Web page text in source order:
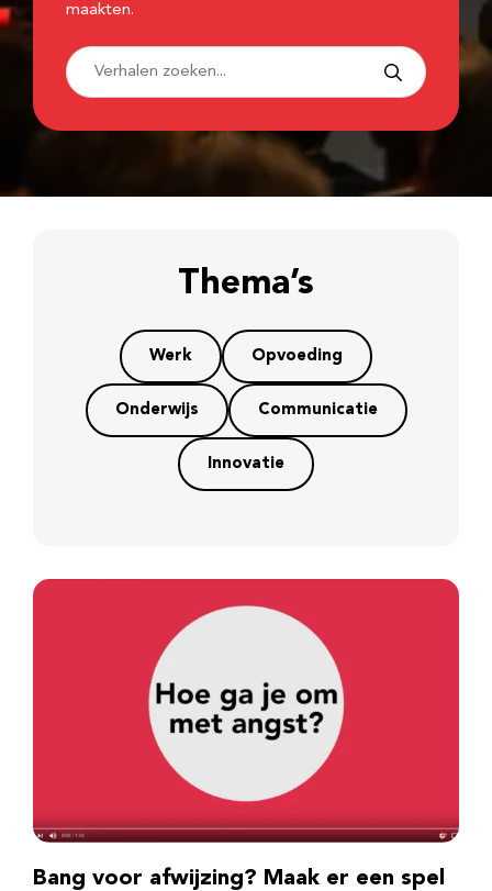
maakten.
Thema’s
Werk Opvoeding
Onderwijs Communicatie
Innovatie
Bang voor afwijzing? Maak er een spel